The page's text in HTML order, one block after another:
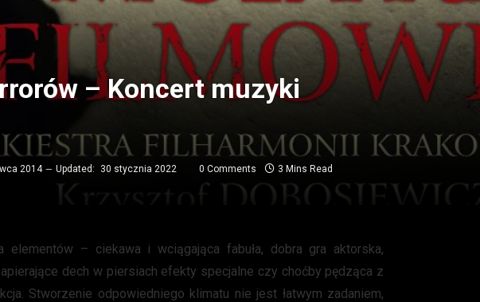
– Koncert muzyki
2014 Updated: 30 stycznia 2022 0 Comments 3 Mins Read
elementów – ciekawa i wciągająca fabuła, dobra gra aktorska,
dech w piersiach efekty specjalne czy choćby pędząca z
Stworzenie odpowiedniego klimatu nie jest łatwym zadaniem,